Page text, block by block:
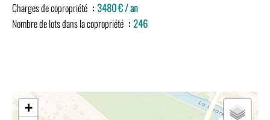
Charges de copropriété
3480 € / an
Nombre de lots dans la copropriété
246
+